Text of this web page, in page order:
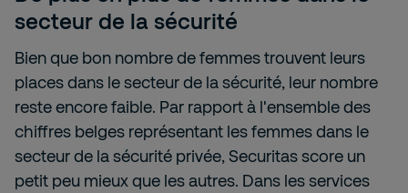
secteur de la sécurité
Bien que bon nombre de femmes trouvent leurs
places dans le secteur de la sécurité, leur nombre
reste encore faible. Par rapport à l'ensemble des
chiffres belges représentant les femmes dans le
secteur de la sécurité privée, Securitas score un
petit peu mieux que les autres. Dans les services